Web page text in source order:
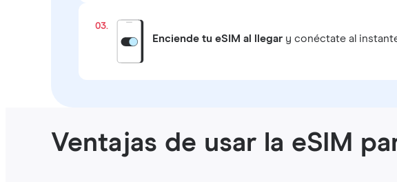
03.
Enciende tu eSIM al llegar y conéctate al
Ventajas de usar la eSIM